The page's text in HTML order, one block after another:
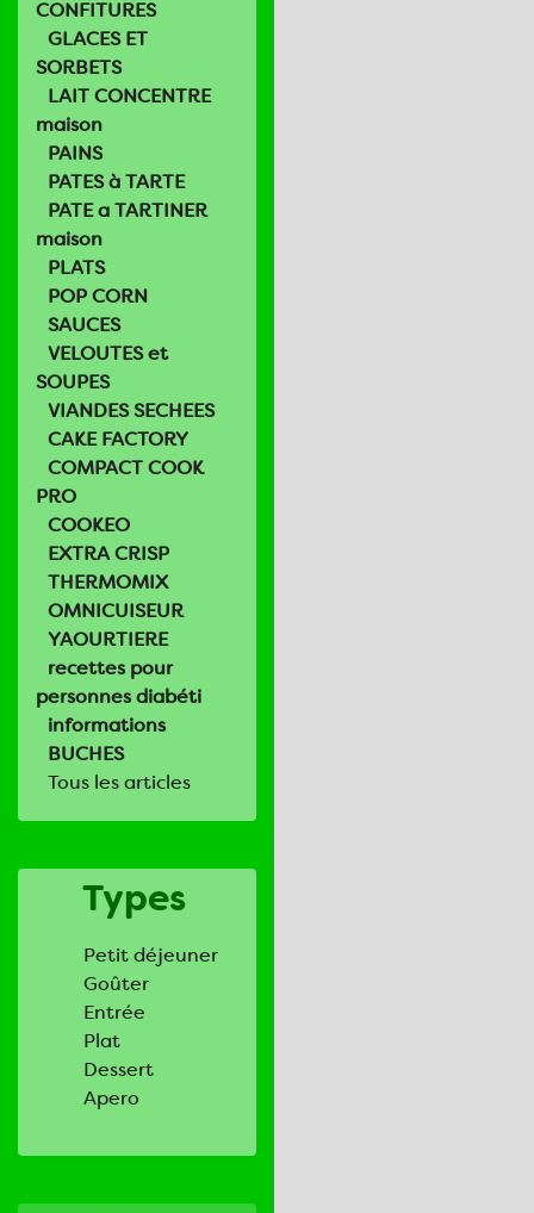
CONFITURES
GLACES ET
SORBETS
LAIT CONCENTRE
maison
PAINS
PATES à TARTE
PATE a TARTINER
maison
PLATS
POP CORN
SAUCES
VELOUTES et
SOUPES
VIANDES SECHEES
CAKE FACTORY
COMPACT COOK
PRO
COOKEO
EXTRA CRISP
THERMOMIX
OMNICUISEUR
YAOURTIERE
recettes pour
personnes diabéti
informations
BUCHES
Tous les articles
Types
Petit déjeuner
Goûter
Entrée
Plat
Dessert
Apero